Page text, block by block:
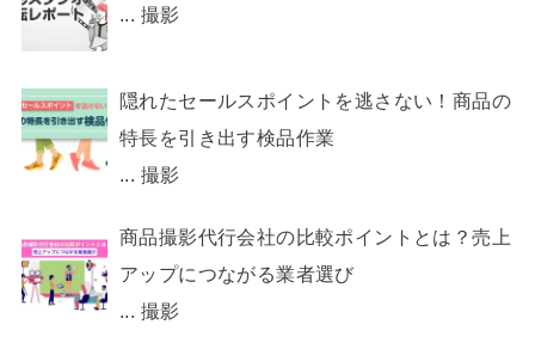
... 撮影
隠れたセールスポイントを逃さない！商品の
特長を引き出す検品作業
... 撮影
商品撮影代行会社の比較ポイントとは？売上
アップにつながる業者選び
... 撮影